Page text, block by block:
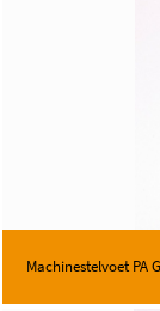
Machinestelvoet PA